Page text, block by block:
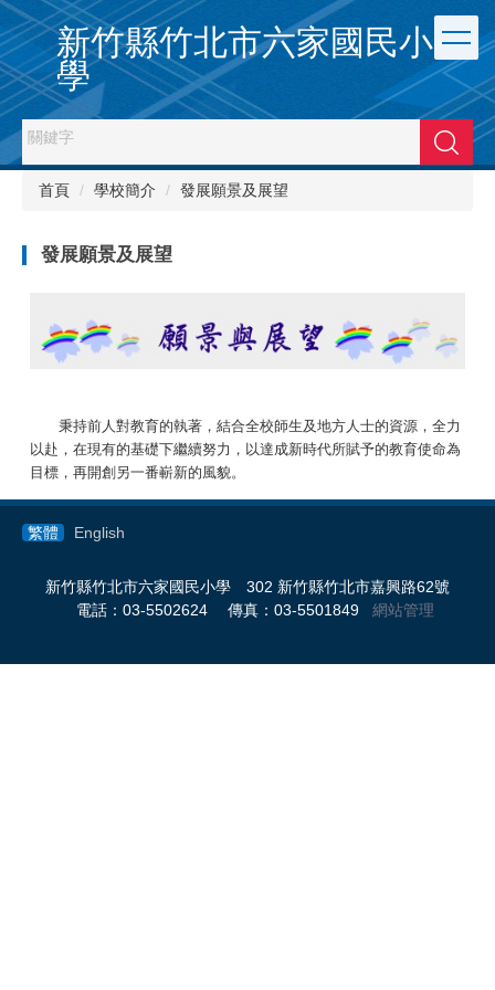
跳
到
主
要
內
容
區
新竹縣竹北市六家國民小
學
搜尋
首頁 學校簡介 發展願景及展望
發展願景及展望
秉持前人對教育的執著，結合全校師生及地方人士的資源，全力
以赴，在現有的基礎下繼續努力，以達成新時代所賦予的教育使命為
目標，再開創另一番嶄新的風貌。
繁體 English
新竹縣竹北市六家國民小學 302 新竹縣竹北市嘉興路62號
電話：03-5502624 傳真：03-5501849 網站管理